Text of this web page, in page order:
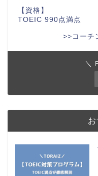
【資格】
TOEIC 990点満点
>>コーチ
＼